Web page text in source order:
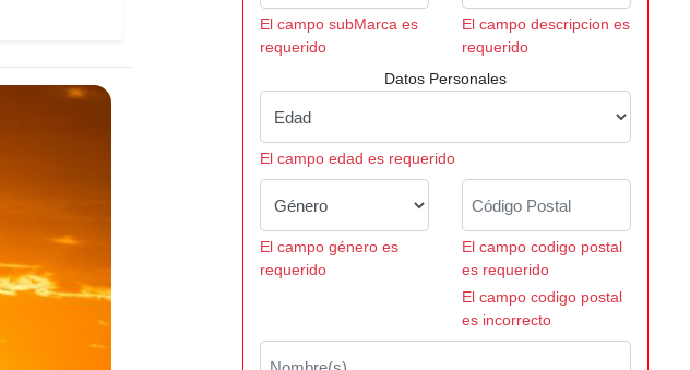
El campo subMarca es
requerido
El campo descripcion es
requerido
Datos Personales
El campo edad es requerido
El campo género es
requerido
El campo codigo postal
es requerido
El campo codigo postal
es incorrecto